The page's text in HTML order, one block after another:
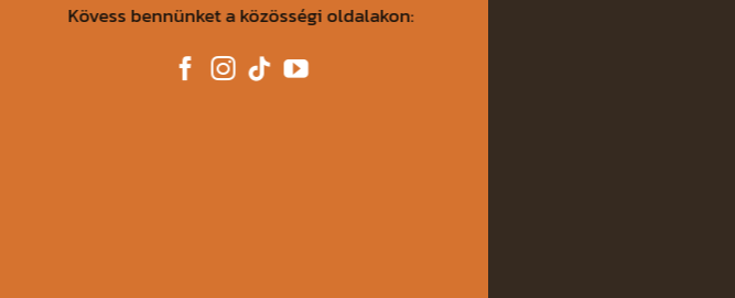
Kövess bennünket a közösségi oldalakon: